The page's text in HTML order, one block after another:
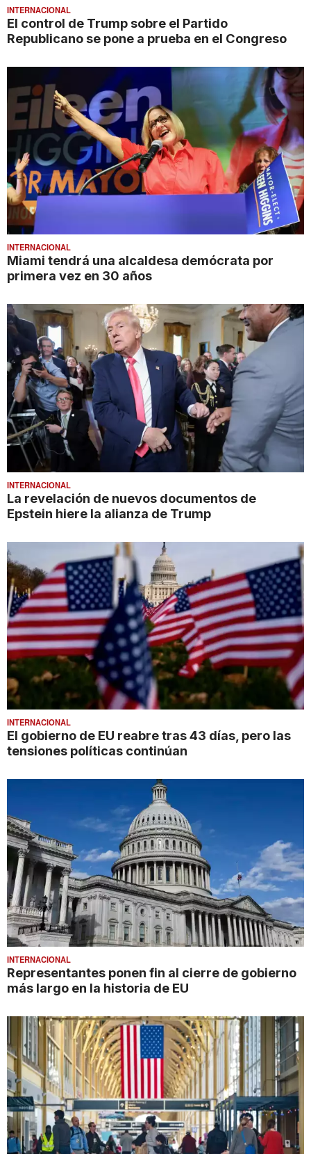
INTERNACIONAL
El control de Trump sobre el Partido
Republicano se pone a prueba en el Congreso
INTERNACIONAL
Miami tendrá una alcaldesa demócrata por
primera vez en 30 años
INTERNACIONAL
La revelación de nuevos documentos de
Epstein hiere la alianza de Trump
INTERNACIONAL
El gobierno de EU reabre tras 43 días, pero las
tensiones políticas continúan
INTERNACIONAL
Representantes ponen fin al cierre de gobierno
más largo en la historia de EU